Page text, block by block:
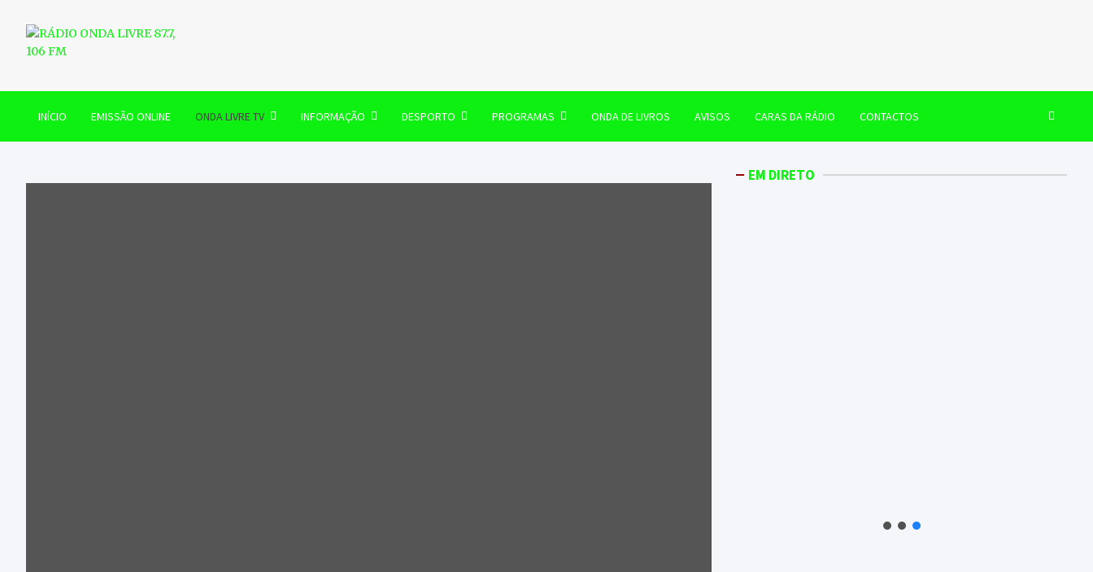
content
RÁDIO ONDA LIVRE 87.7, 106 FM
INÍCIO EMISSÃO ONLINE ONDA LIVRE TV INFORMAÇÃO DESPORTO PROGRAMAS ONDA DE LIVROS AVISOS CARAS DA RÁDIO CONTACTOS
EM DIRETO